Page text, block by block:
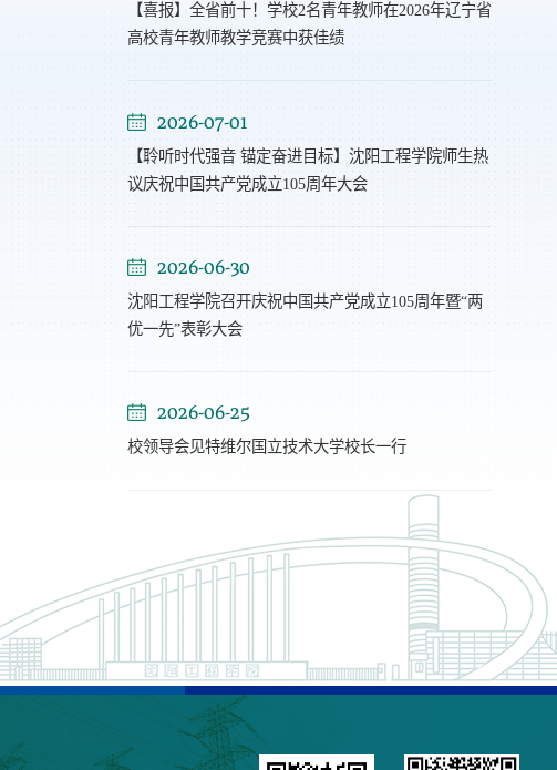
【喜报】全省前十！学校2名青年教师在2026年辽宁省
高校青年教师教学竞赛中获佳绩
2026-07-01
【聆听时代强音 锚定奋进目标】沈阳工程学院师生热
议庆祝中国共产党成立105周年大会
2026-06-30
沈阳工程学院召开庆祝中国共产党成立105周年暨“两
优一先”表彰大会
2026-06-25
校领导会见特维尔国立技术大学校长一行